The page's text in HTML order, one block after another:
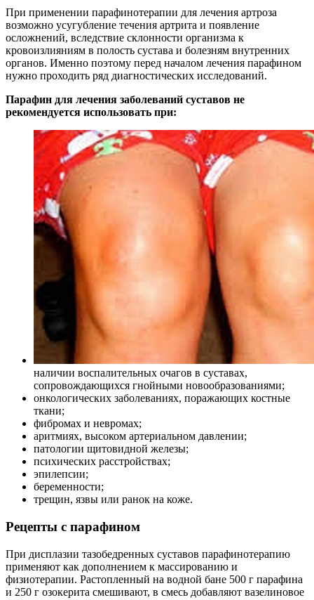
При применении парафинотерапии для лечения артроза
возможно усугубление течения артрита и появление
осложнений, вследствие склонности организма к
кровоизлияниям в полость сустава и болезням внутренних
органов. Именно поэтому перед началом лечения парафином
нужно проходить ряд диагностических исследований.
Парафин для лечения заболеваний суставов не
рекомендуется использовать при:
наличии воспалительных очагов в суставах,
сопровождающихся гнойными новообразованиями;
онкологических заболеваниях, поражающих костные
ткани;
фибромах и невромах;
аритмиях, высоком артериальном давлении;
патологии щитовидной железы;
психических расстройствах;
эпилепсии;
беременности;
трещин, язвы или ранок на коже.
Рецепты с парафином
При дисплазии тазобедренных суставов парафинотерапию
применяют как дополнением к массированию и
физиотерапии. Растопленный на водной бане 500 г парафина
и 250 г озокерита смешивают, в смесь добавляют вазелиновое